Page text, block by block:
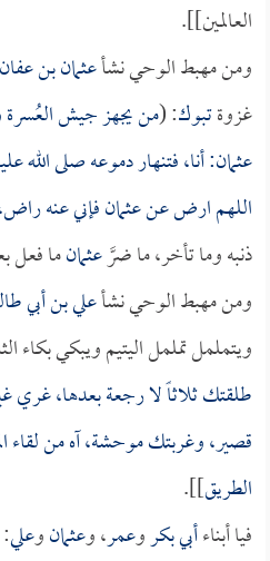
العالمين]].
ومن مهبط الوحي نشأعثمان بن عفان
غزوةتبوك: (من يجهز جيش العُسرة
عثمان: أنا، فتنهار دموعه صلى
اللهم ارض عنعثمانفإني عنه
ذنبه وما تأخر، ما ضرَّعثمانما فعل
ومن مهبط الوحي نشأعلي بن أبي
ويتململ تململ اليتيم ويبكي بكاء
طلقتك ثلاثاً لا رجعة بعدها،
قصير، وغربتك موحشة، آه من
الطريق]].
فيا أبناءأبي بكروعمر، وعثمانوعلي